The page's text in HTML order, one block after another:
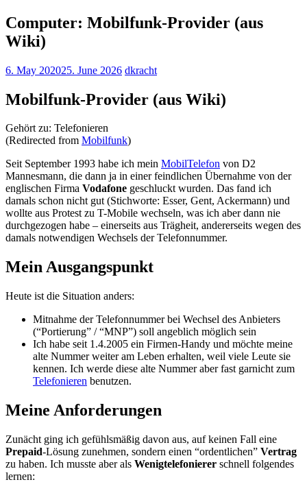
Computer: Mobilfunk-Provider (aus
Wiki)
6. May 202025. June 2026 dkracht
Mobilfunk-Provider (aus Wiki)
Gehört zu: Telefonieren
(Redirected from Mobilfunk)
Seit September 1993 habe ich mein MobilTelefon von D2
Mannesmann, die dann ja in einer feindlichen Übernahme von der
englischen Firma Vodafone geschluckt wurden. Das fand ich
damals schon nicht gut (Stichworte: Esser, Gent, Ackermann) und
wollte aus Protest zu T-Mobile wechseln, was ich aber dann nie
durchgezogen habe – einerseits aus Trägheit, andererseits wegen des
damals notwendigen Wechsels der Telefonnummer.
Mein Ausgangspunkt
Heute ist die Situation anders:
Mitnahme der Telefonnummer bei Wechsel des Anbieters
(“Portierung” / “MNP”) soll angeblich möglich sein
Ich habe seit 1.4.2005 ein Firmen-Handy und möchte meine
alte Nummer weiter am Leben erhalten, weil viele Leute sie
kennen. Ich werde diese alte Nummer aber fast garnicht zum
Telefonieren benutzen.
Meine Anforderungen
Zunächt ging ich gefühlsmäßig davon aus, auf keinen Fall eine
Prepaid-Lösung zunehmen, sondern einen “ordentlichen” Vertrag
zu haben. Ich musste aber als Wenigtelefonierer schnell folgendes
lernen: